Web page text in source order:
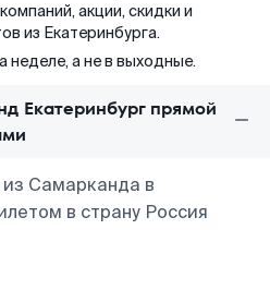
акции, скидки и
из Екатеринбурга.
неделе, а не в выходные.
Екатеринбург прямой
Самарканда в
в страну Россия